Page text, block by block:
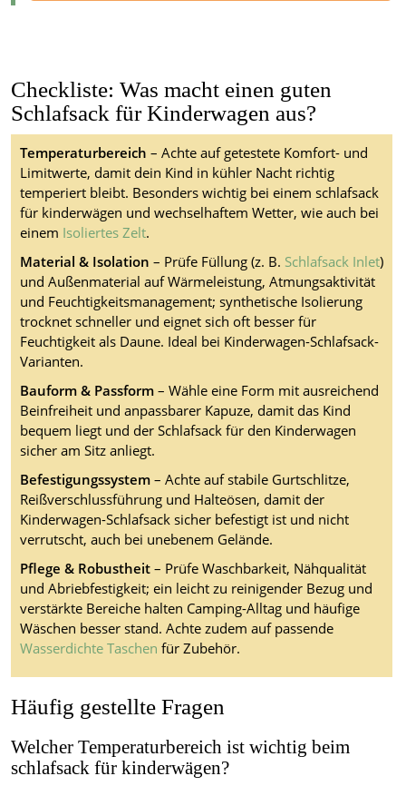
Checkliste: Was macht einen guten
Schlafsack für Kinderwagen aus?
Temperaturbereich – Achte auf getestete Komfort- und
Limitwerte, damit dein Kind in kühler Nacht richtig
temperiert bleibt. Besonders wichtig bei einem schlafsack
für kinderwägen und wechselhaftem Wetter, wie auch bei
einem Isoliertes Zelt.
Material & Isolation – Prüfe Füllung (z. B. Schlafsack Inlet)
und Außenmaterial auf Wärmeleistung, Atmungsaktivität
und Feuchtigkeitsmanagement; synthetische Isolierung
trocknet schneller und eignet sich oft besser für
Feuchtigkeit als Daune. Ideal bei Kinderwagen-Schlafsack-
Varianten.
Bauform & Passform– Wähle eine Form mit ausreichend
Beinfreiheit und anpassbarer Kapuze, damit das Kind
bequem liegt und der Schlafsack für den Kinderwagen
sicher am Sitz anliegt.
Befestigungssystem– Achte auf stabile Gurtschlitze,
Reißverschlussführung und Halteösen, damit der
Kinderwagen-Schlafsack sicher befestigt ist und nicht
verrutscht, auch bei unebenem Gelände.
Pflege & Robustheit– Prüfe Waschbarkeit, Nähqualität
und Abriebfestigkeit; ein leicht zu reinigender Bezug und
verstärkte Bereiche halten Camping-Alltag und häufige
Wäschen besser stand. Achte zudem auf passende
Wasserdichte Taschen für Zubehör.
Häufig gestellte Fragen
Welcher Temperaturbereich ist wichtig beim
schlafsack für kinderwägen?